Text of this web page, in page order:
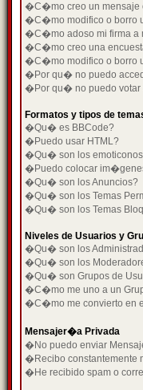
�C�mo creo un mensaje
�C�mo modifico o borro
�C�mo adoso mi firma a
�C�mo creo una
�C�mo modifico o borro
�Por qu� no puedo
�Por qu� no puedo votar
Formatos y tipos de
�Qu� es BBCode?
�Puedo usar HTML?
�Qu� son los
�Puedo colocar
�Qu� son los Anuncios?
�Qu� son los Temas
�Qu� son los Temas
Niveles de Usuarios y
�Qu� son los
�Qu� son los
�Qu� son Grupos de
�C�mo me uno a un
�C�mo me convierto en
Mensajer�a Privada
�No puedo enviar
�Recibo constantemente
�He recibido spam o